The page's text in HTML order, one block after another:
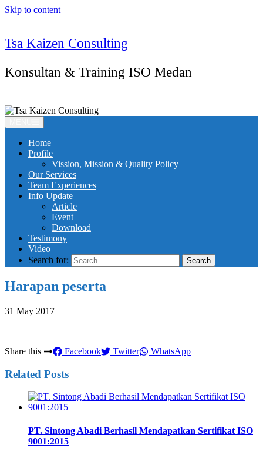
Skip to content
Tsa Kaizen Consulting
Konsultan & Training ISO Medan
Home
Profile
Vission, Mission & Quality Policy
Our Services
Team Experiences
Info Update
Article
Event
Download
Testimony
Video
Search for:
Harapan peserta
31 May 2017
Share this Facebook Twitter WhatsApp
Related Posts
PT. Sintong Abadi Berhasil Mendapatkan Sertifikat ISO
9001:2015